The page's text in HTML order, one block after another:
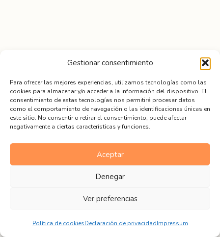
Gestionar consentimiento
Para ofrecer las mejores experiencias, utilizamos tecnologías como las
cookies para almacenar y/o acceder a la información del dispositivo. El
consentimiento de estas tecnologías nos permitirá procesar datos
como el comportamiento de navegación o las identificaciones únicas en
este sitio. No consentir o retirar el consentimiento, puede afectar
negativamente a ciertas características y funciones.
Aceptar
Denegar
Ver preferencias
Política de cookiesDeclaración de privacidadImpressum
info@academiaaccess.com
Aviso Legal
Política de Cookies